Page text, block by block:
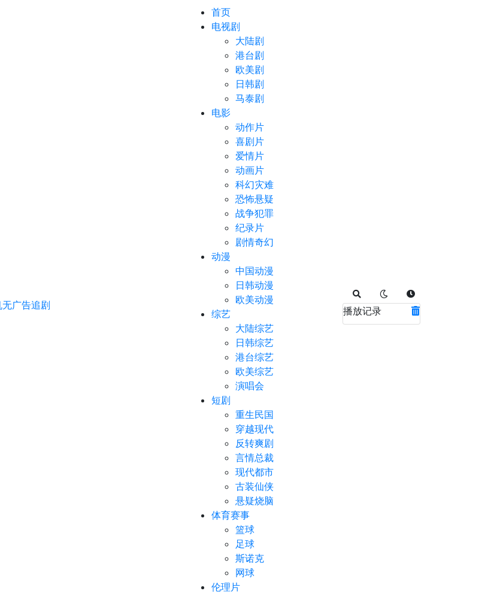
首页
电视剧
大陆剧
港台剧
欧美剧
日韩剧
马泰剧
电影
动作片
喜剧片
爱情片
动画片
科幻灾难
恐怖悬疑
战争犯罪
纪录片
剧情奇幻
动漫
中国动漫
日韩动漫
欧美动漫
综艺
大陆综艺
日韩综艺
港台综艺
欧美综艺
演唱会
短剧
重生民国
穿越现代
反转爽剧
言情总裁
现代都市
古装仙侠
悬疑烧脑
体育赛事
篮球
足球
斯诺克
网球
伦理片
播放记录